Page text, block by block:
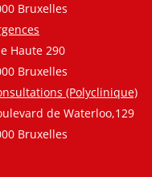
Bruxelles
Haute 290
Bruxelles
(Polyclinique)
de Waterloo,129
Bruxelles